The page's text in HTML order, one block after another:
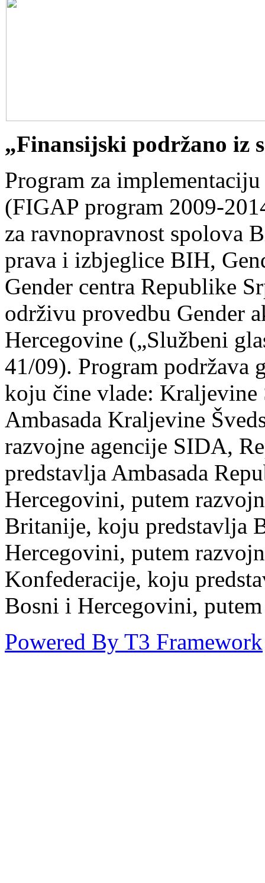
„Finansijski podržano iz
Program za
(FIGAP program 2009-
za ravnopravnost spolova
prava i izbjeglice BIH,
Gender centra Republike
održivu provedbu Gender
Hercegovine („Službeni
41/09). Program podržava
koju čine vlade: Kraljevine
Ambasada Kraljevine
razvojne agencije SIDA,
predstavlja Ambasada
Hercegovini, putem
Britanije, koju predstavlja
Hercegovini, putem
Konfederacije, koju
Bosni i Hercegovini,
Powered By T3 Framework